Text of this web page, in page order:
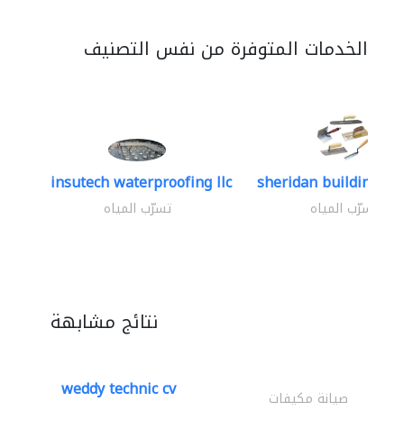
الخدمات المتوفرة من نفس التصنيف
insutech waterproofing llc
تسرّب المياه
sheridan building
تسرّب المياه
نتائج مشابهة
weddy technic cv صيانة مكيفات